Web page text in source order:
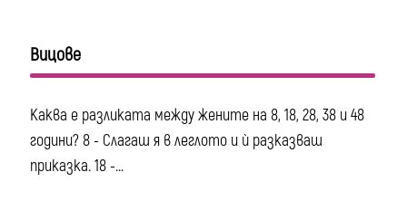
Вицове
Каква е разликата между жените на 8, 18, 28, 38 и 48
години? 8 - Слагаш я в леглото и ѝ разказваш
приказка. 18 -...